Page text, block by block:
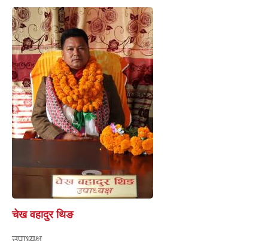
चेख वहादुर थिङ